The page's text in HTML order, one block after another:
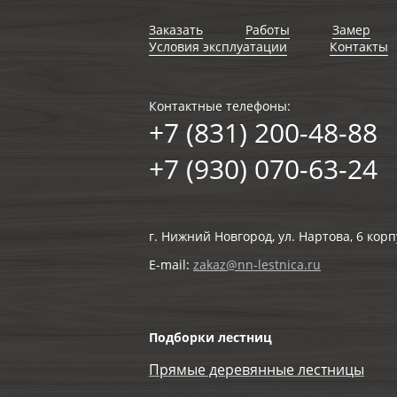
Заказать Работы
Замер
Условия эксплуатации
Контакты
Контактные телефоны:
+7 (831) 200-48-88
+7 (930) 070-63-24
г. Нижний Новгород, ул. Нартова, 6
E-mail: zakaz@nn-lestnica.ru
Подборки лестниц
Прямые деревянные лестницы